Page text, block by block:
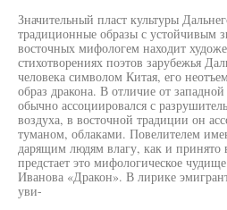
Значительный пласт культуры
традиционные образы с устойчивым
восточных мифологем находит
стихотворениях поэтов зарубежья
человека символом Китая, его
образ дракона. В отличие от
обычно ассоциировался с
воздуха, в восточной традиции он
туманом, облаками. Повелителем
дарящим людям влагу, как и принято
предстает это мифологическое
Иванова «Дракон». В лирике
уви-